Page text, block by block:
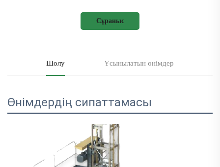
Сұраныс
Шолу Ұсынылатын өнімдер
Өнімдердің сипаттамасы